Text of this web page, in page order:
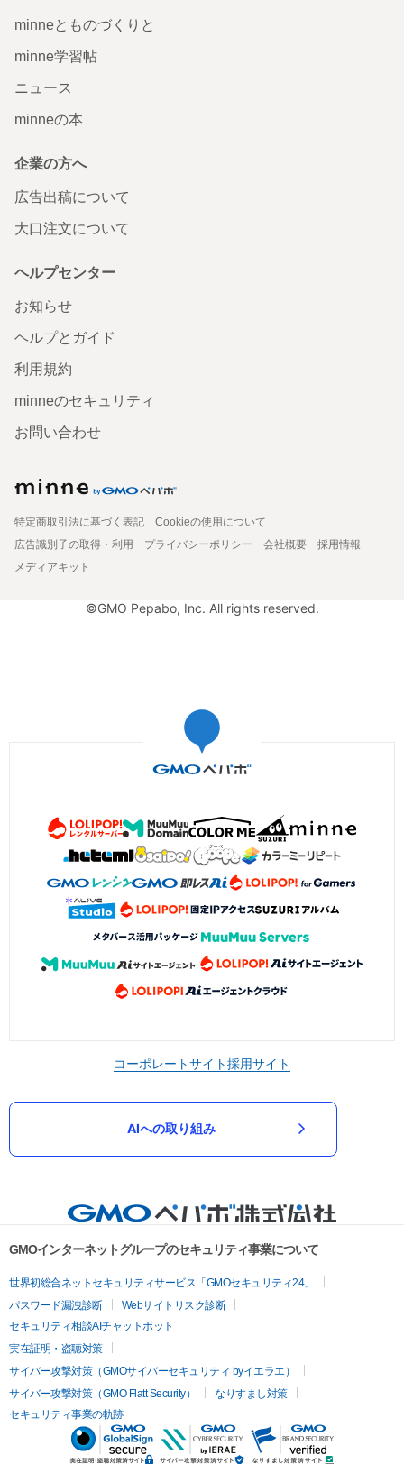
minneとものづくりと
minne学習帖
ニュース
minneの本
企業の方へ
広告出稿について
大口注文について
ヘルプセンター
お知らせ
ヘルプとガイド
利用規約
minneのセキュリティ
お問い合わせ
特定商取引法に基づく表記
Cookieの使用について
広告識別子の取得・利用
プライバシーポリシー 会社概要
採用情報
メディアキット
©GMO Pepabo, Inc. All rights reserved.
コーポレートサイト採用サイト
AIへの取り組み
GMOインターネットグループのセキュリティ事業について
世界初総合ネットセキュリティサービス「GMOセキュリティ24」
パスワード漏洩診断
Webサイトリスク診断
セキュリティ相談AIチャットボット
実在証明・盗聴対策
サイバー攻撃対策（GMOサイバーセキュリティ byイエラエ）
サイバー攻撃対策（GMO Flatt Security）
なりすまし対策
セキュリティ事業の軌跡